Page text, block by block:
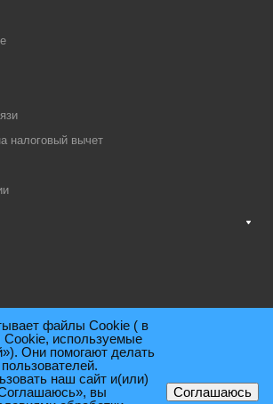
налоговый вычет
файлы Cookie ( в
используемые
Они помогают делать
наш сайт и(или)
вы
Соглашаюсь